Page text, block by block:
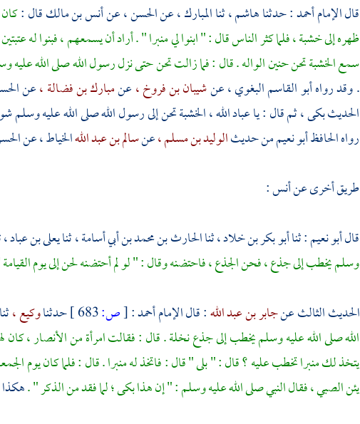
قال الإمامأحمد: حدثناهاشم ،ثناالمبارك ،عنالحسن ،عنأنس بن مالكقال :
ظهره إلى خشبة ، فلما كثر الناس قال : " ابنوا لي منبرا " . أراد أن يسمعهم ، فبنوا له
سمع الخشبة تحن حنين الواله . قال : فما زالت تحن حتى نزل رسول الله صلى الله
. وقد رواهأبو القاسم البغوي ،عنشيبان بن فروخ ،عنمبارك بن فضالة ،عن
الحديث بكى ، ثم قال : يا عباد الله ، الخشبة تحن إلى رسول الله صلى الله عليه وسلم
رواه الحافظأبو نعيممن حديثالوليد بن مسلم ،عنسالم بن عبد اللهالخياط ، عن
طريق أخرى عن أنس :
قالأبو نعيم: ثناأبو بكر بن خلاد ،ثناالحارث بن محمد بن أبي أسامة ،ثنايعلى بن عباد ،
وسلم يخطب إلى جذع ، فحن الجذع ، فاحتضنه وقال : " لو لم أحتضنه لحن إلى يوم
الحديث الثالث عنجابر بن عبد الله: قال الإمامأحمد:
[ص: حدثناوكيع ،ثنا
الله صلى الله عليه وسلم يخطب إلى جذع نخلة . قال : فقالت امرأة منالأنصار ،كان
يتخذ لك منبرا تخطب عليه ؟ قال : " بلى " قال : فاتخذ له منبرا . قال : فلما كان يوم
يئن الصبي ، فقال النبي صلى الله عليه وسلم : " إن هذا بكى ؛ لما فقد من الذكر " .